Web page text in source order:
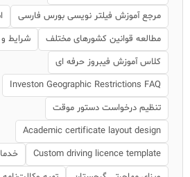
مرجع آموزش فیلتر نویسی بورس فارسی
مطالعه قوانین کشورهای مختلف
شرایط
کلاس آموزش فیبروز حرفه ای
Investon Geographic Restrictions FAQ
تنظیم درخواست دستور موقت
Academic certificate layout design
Custom driving licence template